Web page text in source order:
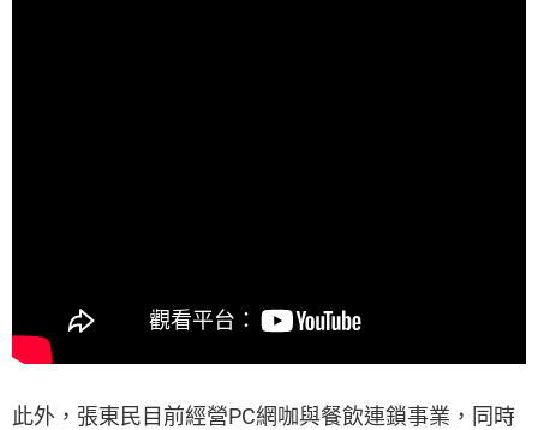
此外，張東民目前經營PC網咖與餐飲連鎖事業，同時